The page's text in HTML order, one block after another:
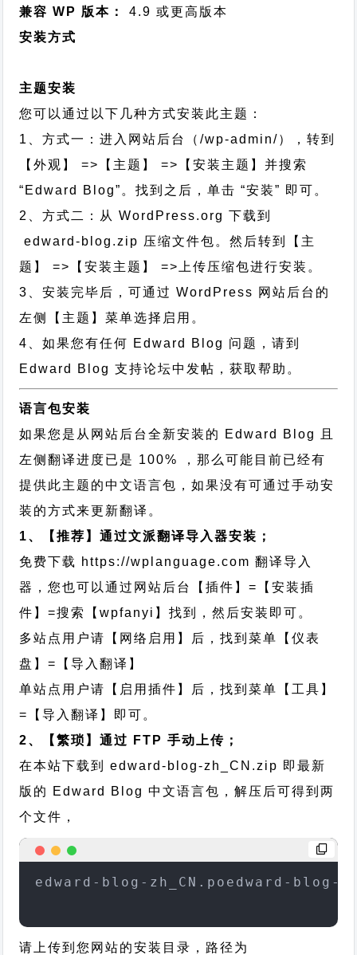
兼容 WP 版本：
4.9 或更高版本
安装方式
主题安装
您可以通过以下几种方式安装此主题：
1、方式一：进入网站后台（/wp-admin/），转到
【外观】 =>【主题】 =>【安装主题】并搜索
“Edward Blog”。找到之后，单击 “安装” 即可。
2、方式二：从 WordPress.org 下载到
edward-blog.zip 压缩文件包。然后转到【主
题】 =>【安装主题】 =>上传压缩包进行安装。
3、安装完毕后，可通过 WordPress 网站后台的
左侧【主题】菜单选择启用。
4、如果您有任何 Edward Blog 问题，请到
Edward Blog 支持论坛中发帖，获取帮助。
语言包安装
如果您是从网站后台全新安装的 Edward Blog 且
左侧翻译进度已是 100% ，那么可能目前已经有
提供此主题的中文语言包，如果没有可通过手动安
装的方式来更新翻译。
1、【推荐】通过文派翻译导入器安装；
免费下载 https://wplanguage.com 翻译导入
器，您也可以通过网站后台【插件】=【安装插
件】=搜索【wpfanyi】找到，然后安装即可。
多站点用户请【网络启用】后，找到菜单【仪表
盘】=【导入翻译】
单站点用户请【启用插件】后，找到菜单【工具】
=【导入翻译】即可。
2、【繁琐】通过 FTP 手动上传；
在本站下载到edward-blog-zh_CN.zip 即最新
版的 Edward Blog 中文语言包，解压后可得到两
个文件，
edward-blog-zh_CN.poedward-blog-
请上传到您网站的安装目录，路径为